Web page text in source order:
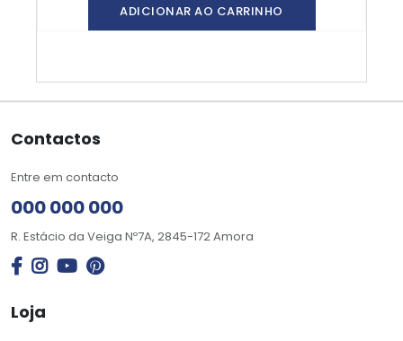
ADICIONAR AO CARRINHO
Contactos
Entre em contacto
000 000 000
R. Estácio da Veiga Nº7A, 2845-172 Amora
Loja